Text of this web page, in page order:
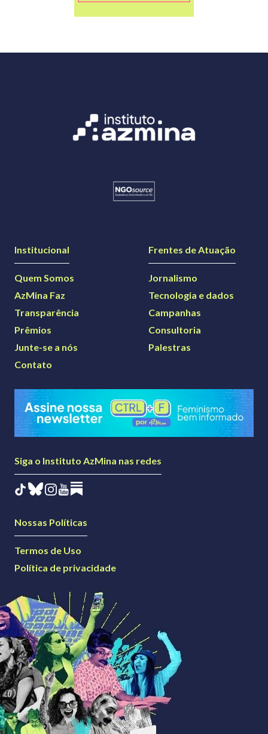
Institucional
Quem Somos
AzMina Faz
Transparência
Prêmios
Junte-se a nós
Contato
Frentes de Atuação
Jornalismo
Tecnologia e dados
Campanhas
Consultoria
Palestras
Siga o Instituto AzMina nas redes
Nossas Políticas
Termos de Uso
Política de privacidade